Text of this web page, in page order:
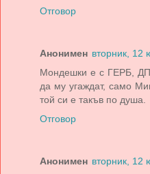
Отговор
Анонимен вторник, 12
Мондешки е с ГЕРБ,
да му угаждат, само
той си е такъв по душа.
Отговор
Анонимен вторник, 12